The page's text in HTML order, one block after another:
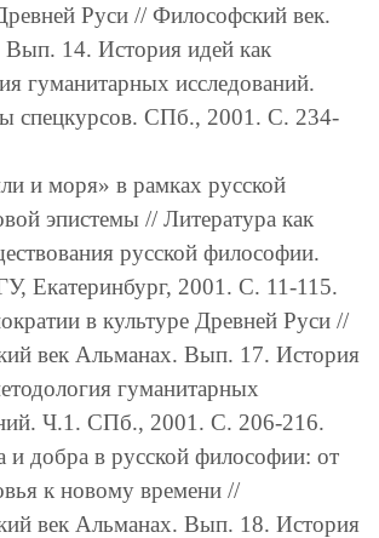
Руси // Философский век.
14. История идей как
гуманитарных исследований.
спецкурсов. СПб., 2001. С. 234-
и моря» в рамках русской
эпистемы // Литература как
русской философии.
Екатеринбург, 2001. С. 11-115.
в культуре Древней Руси //
век Альманах. Вып. 17. История
гуманитарных
Ч.1. СПб., 2001. С. 206-216.
и добра в русской философии: от
к новому времени //
век Альманах. Вып. 18. История